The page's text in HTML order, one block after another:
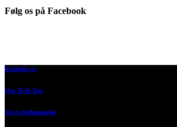
Følg os på Facebook
Kontakt os
Om Tech-Test
Vores bedømmelse